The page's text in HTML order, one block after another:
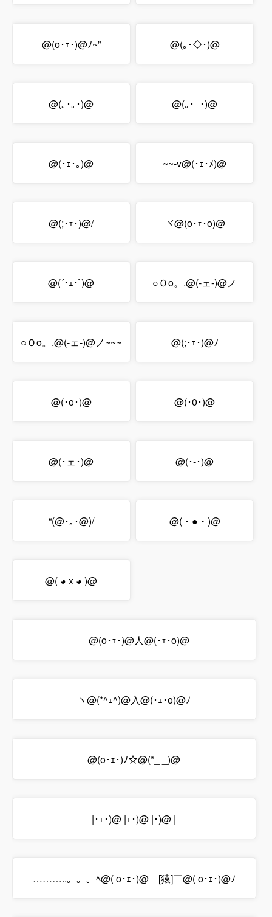
@(o･ｪ･)@ﾉ~” @(｡･◇･)@
@(｡･｡･)@ @(｡･_･)@
@(･ｪ･｡)@ ~~-v@(･ｪ･ﾒ)@
@(;･ｪ･)@/ ヾ@(o･ｪ･o)@
@(´･ｪ･`)@ ○Ｏo。.@(-ェ-)@ノ
○Ｏo。.@(-ェ-)@ノ~~~ @(;･ｪ･)@ﾉ
@(･o･)@ @(･0･)@
@(･ェ･)@ @(･-･)@
“(@･｡･@)/ @(・●・)@
@( ◕ x ◕ )@
ゞ@(o･ｪ･)@人@(･ｪ･o)@
ヽ@(*^ｪ^)@入@(･ｪ･o)@ﾉ
@(o･ｪ･)ﾉ☆@(*_ _)@
|･ｪ･)@ |ｪ･)@ |･)@ |
………..。。。ﾍ@( o･ｪ･)@￣[猿]￣@( o･ｪ･)@ﾉ